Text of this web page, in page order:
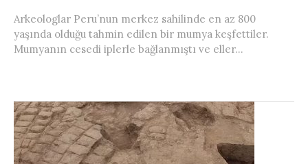
Arkeologlar Peru’nun merkez sahilinde en az 800
yaşında olduğu tahmin edilen bir mumya keşfettiler.
Mumyanın cesedi iplerle bağlanmıştı ve eller...